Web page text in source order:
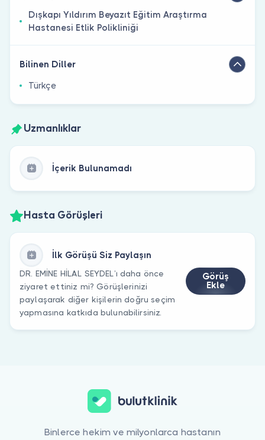
Dışkapı Yıldırım Beyazıt Eğitim Araştırma
Hastanesi Etlik Polikliniği
Bilinen Diller
Türkçe
Uzmanlıklar
İçerik Bulunamadı
Hasta Görüşleri
İlk Görüşü Siz Paylaşın
DR. EMİNE HİLAL SEYDEL’ı daha önce
ziyaret ettiniz mi? Görüşlerinizi
paylaşarak diğer kişilerin doğru seçim
yapmasına katkıda bulunabilirsiniz.
Görüş
Ekle
Binlerce hekim ve milyonlarca hastanın